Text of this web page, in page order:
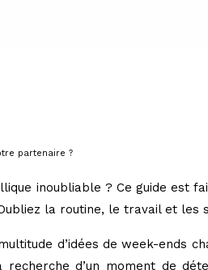
partenaire ?
inoubliable ? Ce guide
la routine, le travail et les
d’idées de week-ends
d’un moment de